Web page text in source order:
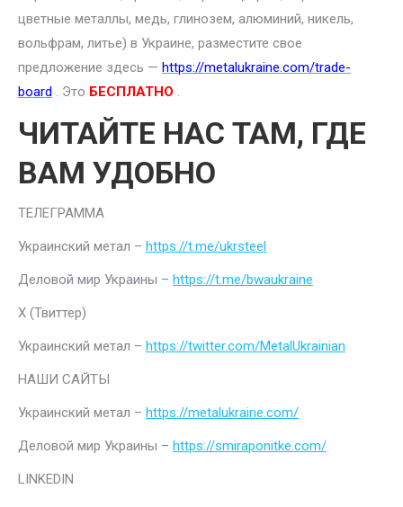
цветные металлы, медь, глинозем, алюминий, никель,
вольфрам, литье) в Украине, разместите свое
предложение здесь — https://metalukraine.com/trade-
board . Это БЕСПЛАТНО .
ЧИТАЙТЕ НАС ТАМ, ГДЕ
ВАМ УДОБНО
ТЕЛЕГРАММА
Украинский метал – https://t.me/ukrsteel
Деловой мир Украины – https://t.me/bwaukraine
Х (Твиттер)
Украинский метал – https://twitter.com/MetalUkrainian
НАШИ САЙТЫ
Украинский метал – https://metalukraine.com/
Деловой мир Украины – https://smiraponitke.com/
LINKEDIN